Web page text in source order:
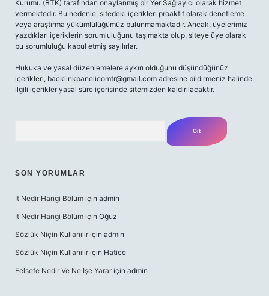
Kurumu (BTK) tarafından onaylanmış bir Yer Sağlayıcı olarak hizmet
vermektedir. Bu nedenle, sitedeki içerikleri proaktif olarak denetleme
veya araştırma yükümlülüğümüz bulunmamaktadır. Ancak, üyelerimiz
yazdıkları içeriklerin sorumluluğunu taşımakta olup, siteye üye olarak
bu sorumluluğu kabul etmiş sayılırlar.
Hukuka ve yasal düzenlemelere aykırı olduğunu düşündüğünüz
içerikleri, backlinkpanelicomtr@gmail.com adresine bildirmeniz halinde,
ilgili içerikler yasal süre içerisinde sitemizden kaldırılacaktır.
SON YORUMLAR
It Nedir Hangi Bölüm için admin
It Nedir Hangi Bölüm için Oğuz
Sözlük Niçin Kullanılır için admin
Sözlük Niçin Kullanılır için Hatice
Felsefe Nedir Ve Ne Işe Yarar için admin